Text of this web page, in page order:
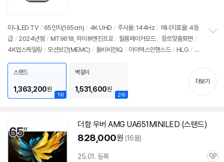
미니LED TV / 65인치 (165cm) / 4K UHD / 주사율: 144Hz / 에너지효율: 4등
급 / 2024년형 / MT9618, 하이뷰엔진프로 / 필름메이커모드 / 장르맞춤화면 /
4K업스케일링 / 모션보간(MEMC) / 돌비비전IQ / 아이맥스인핸스드 / HLG / H
12 / HDMI(전체): 4개
기
1위
스탠드
1,363,200원
2위
벽걸이
1,531,600원
더보기
더함 우버 AMG UA651MINILED (스탠드)
828,000원 (16몰)
25.01. 등록 관